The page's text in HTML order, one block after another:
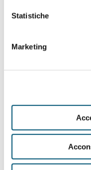
Statistiche
Marketing
Chiara Brugnara
Politecnico di Milano
SEZIONE
Gianluca Zanatta
Trebaseleghe (Pd)
IUAV Venezia